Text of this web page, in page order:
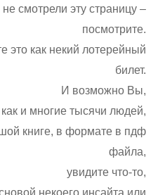
смотрели эту страницу –
посмотрите.
это как некий лотерейный
билет.
И возможно Вы,
как и многие тысячи людей,
книге, в формате в пдф
файла,
увидите что-то,